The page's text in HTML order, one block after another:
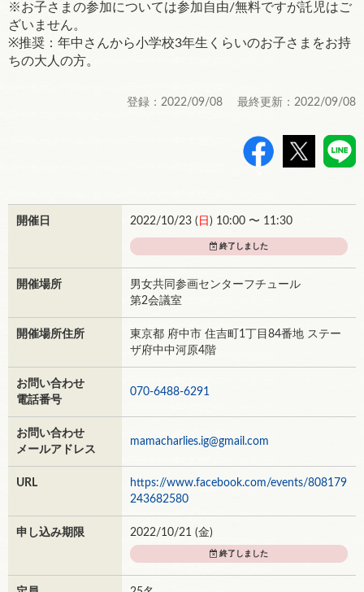
※お子さまの参加については参加自由/無料ですが託児はご
ざいません。
※推奨：年中さんから小学校3年生くらいのお子さまをお持
ちの大人の方。
登録：2022/09/08 最終更新：2022/09/08
開催日 2022/10/23 ( 日 ) 10:00 〜 11:30
終了しました
開催場所
男女共同参画センターフチュール
第2会議室
開催場所住所
東京都 府中市 住吉町1丁目84番地 ステー
ザ府中中河原4階
お問い合わせ
電話番号
070-6488-6291
お問い合わせ
メールアドレス
mamacharlies.ig@gmail.com
URL
https://www.facebook.com/events/808179
243682580
申し込み期限 2022/10/21 (金)
終了しました